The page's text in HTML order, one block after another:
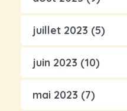
juillet 2023 (5)
juin 2023 (10)
mai 2023 (7)